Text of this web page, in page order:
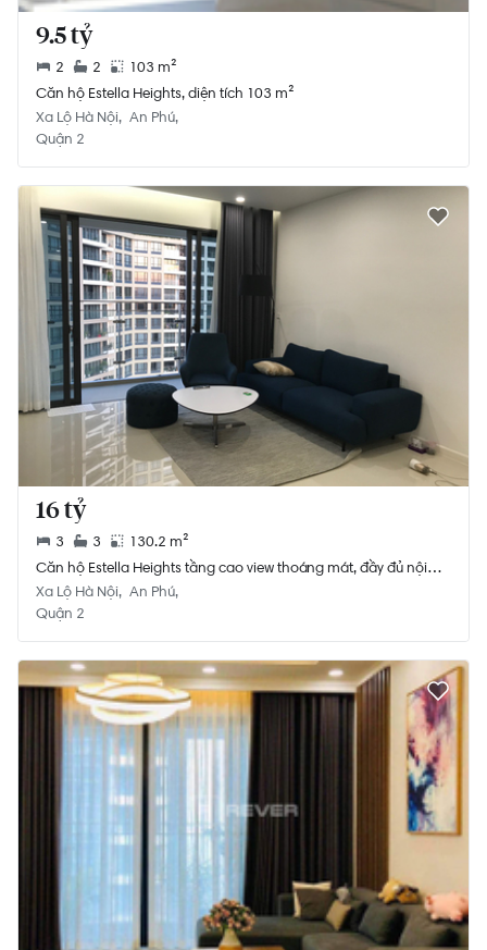
9.5 tỷ
2 2
103 m²
Căn hộ Estella Heights, diện tích 103 m²
Xa Lộ Hà Nội An Phú
Quận 2
16 tỷ
3 3
130.2 m²
Căn hộ Estella Heights tầng cao view thoáng mát, đầy đủ nội
thất.
Xa Lộ Hà Nội An Phú
Quận 2